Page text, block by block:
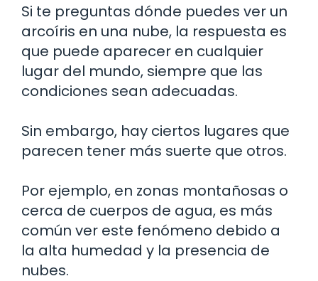
Si te preguntas dónde puedes ver un
arcoíris en una nube, la respuesta es
que puede aparecer en cualquier
lugar del mundo, siempre que las
condiciones sean adecuadas.
Sin embargo, hay ciertos lugares que
parecen tener más suerte que otros.
Por ejemplo, en zonas montañosas o
cerca de cuerpos de agua, es más
común ver este fenómeno debido a
la alta humedad y la presencia de
nubes.